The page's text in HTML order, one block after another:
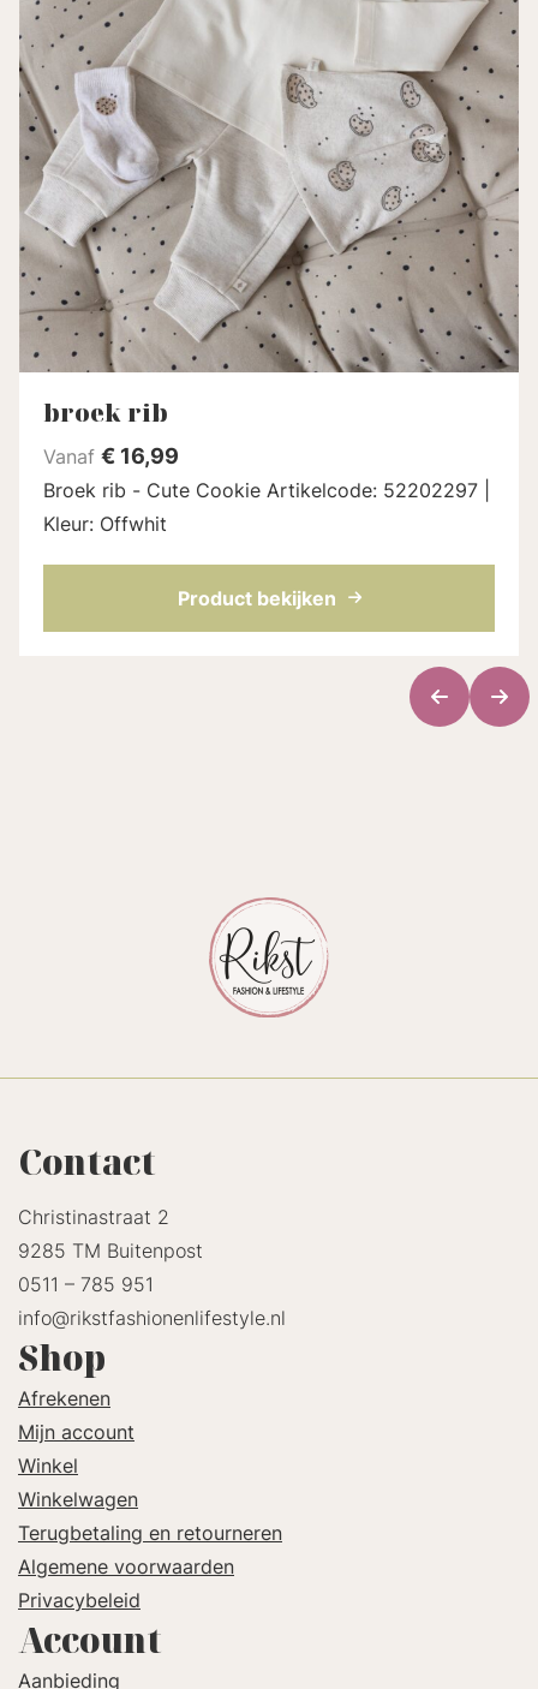
broek rib
Vanaf € 16,99
Broek rib - Cute Cookie Artikelcode: 52202297 |
Kleur: Offwhit
Product bekijken
Contact
Christinastraat 2
9285 TM Buitenpost
0511 – 785 951
info@rikstfashionenlifestyle.nl
Shop
Afrekenen
Mijn account
Winkel
Winkelwagen
Terugbetaling en retourneren
Algemene voorwaarden
Privacybeleid
Account
Aanbieding